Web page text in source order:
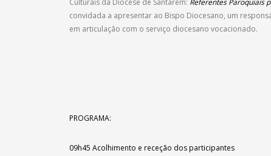
Culturais da Diocese de Santarém: Referentes Paroquiais
convidada a apresentar ao Bispo Diocesano, um
em articulação com o serviço diocesano vocacionado.
PROGRAMA:
09h45 Acolhimento e receção dos participantes